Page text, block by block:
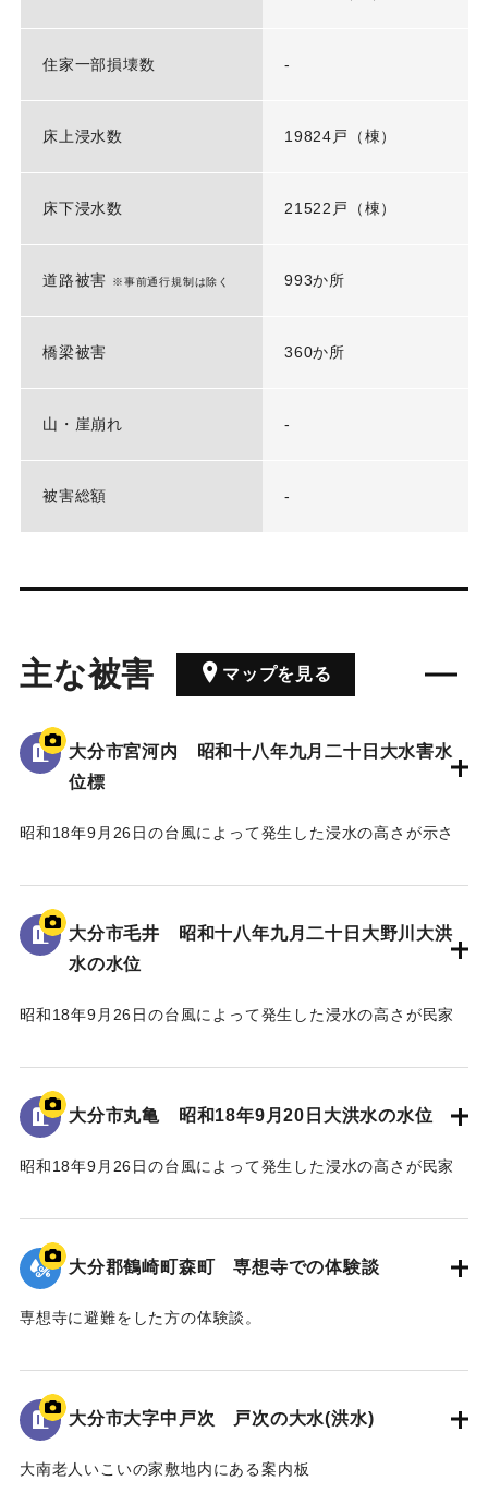
住家一部損壊数 -
床上浸水数 19824戸（棟）
床下浸水数 21522戸（棟）
道路被害 ※事前通行規制は除く 993か所
橋梁被害 360か所
山・崖崩れ -
被害総額 -
主な被害 マップを見る
大分市宮河内 昭和十八年九月二十日大水害水
位標
昭和18年9月26日の台風によって発生した浸水の高さが示さ
水位は看板の上にある水平の棒の位置であり、地面から3.5 m
の高さがある。
｜固有コード:00481082
大分市毛井 昭和十八年九月二十日大野川大洪
水の水位
昭和18年9月26日の台風によって発生した浸水の高さが民家
水位は地面から3.5 mの位置に示されている。
｜固有コード:00481081
大分市丸亀 昭和18年9月20日大洪水の水位
昭和18年9月26日の台風によって発生した浸水の高さが民家
れている。
｜固有コード:00481080
大分郡鶴崎町森町 専想寺での体験談
専想寺に避難をした方の体験談。
流されてきた家が境内のムクノキに引っかかった。
翌日の昼頃には水が引いていた。
大分市大字中戸次 戸次の大水(洪水)
大南老人いこいの家敷地内にある案内板